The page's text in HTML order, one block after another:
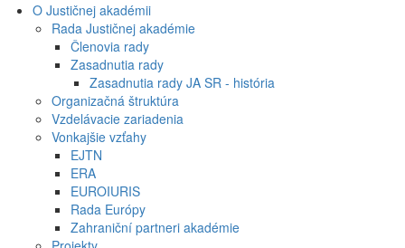
O Justičnej akadémii
Rada Justičnej akadémie
Členovia rady
Zasadnutia rady
Zasadnutia rady JA SR - história
Organizačná štruktúra
Vzdelávacie zariadenia
Vonkajšie vzťahy
EJTN
ERA
EUROIURIS
Rada Európy
Zahraniční partneri akadémie